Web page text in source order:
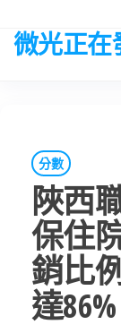
微光正在
分數
陜西
保住
銷比
達